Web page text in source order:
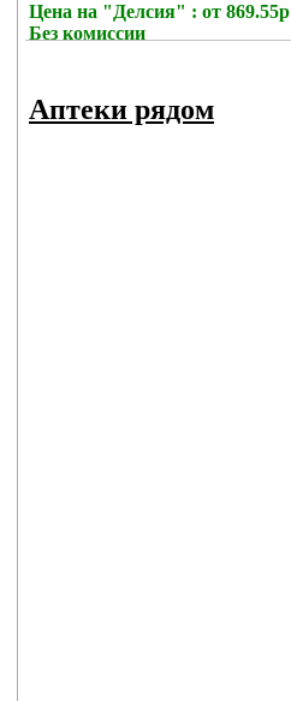
Цена на "Делсия" : от 869.55р
Без комиссии
Аптеки рядом